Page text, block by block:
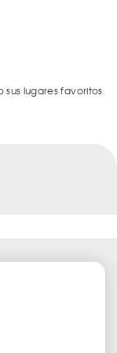
lugares favoritos.